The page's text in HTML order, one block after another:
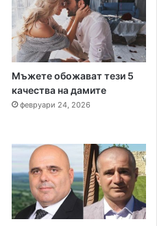
Мъжете обожават тези 5
качества на дамите
февруари 24, 2026